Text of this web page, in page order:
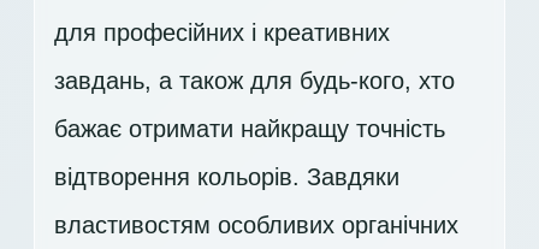
для професійних і креативних
завдань, а також для будь-кого, хто
бажає отримати найкращу точність
відтворення кольорів. Завдяки
властивостям особливих органічних